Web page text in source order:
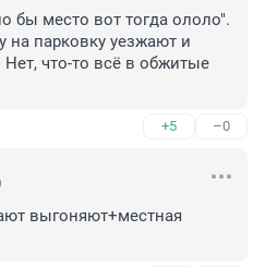
бы место вот тогда ололо".
на парковку уезжают и
что-то всё в обжитые
+5 –0
выгоняют+местная